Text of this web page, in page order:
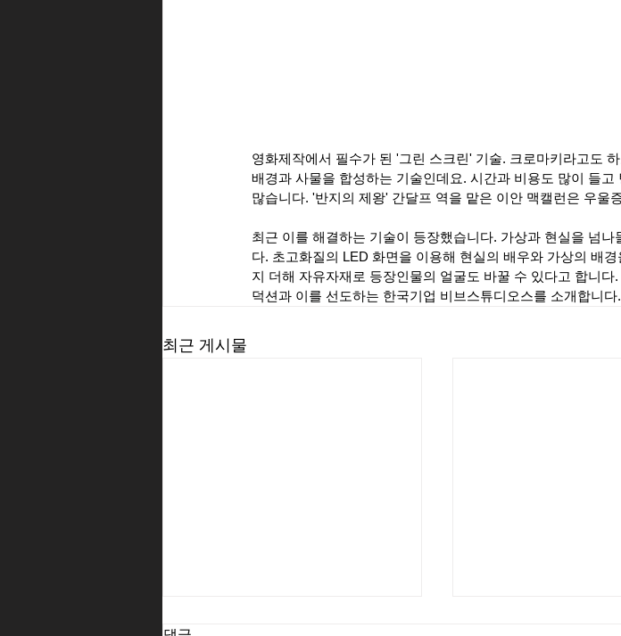
영화제작에서 필수가 된 '그린 스크린' 기술. 크로마키라고도
배경과 사물을 합성하는 기술인데요. 시간과 비용도 많이 들
많습니다. '반지의 제왕' 간달프 역을 맡은 이안 맥캘런은 우울
최근 이를 해결하는 기술이 등장했습니다. 가상과 현실을 넘
다. 초고화질의 LED 화면을 이용해 현실의 배우와 가상의 배
지 더해 자유자재로 등장인물의 얼굴도 바꿀 수 있다고 합니
덕션과 이를 선도하는 한국기업 비브스튜디오스를 소개합니다.
최근 게시물